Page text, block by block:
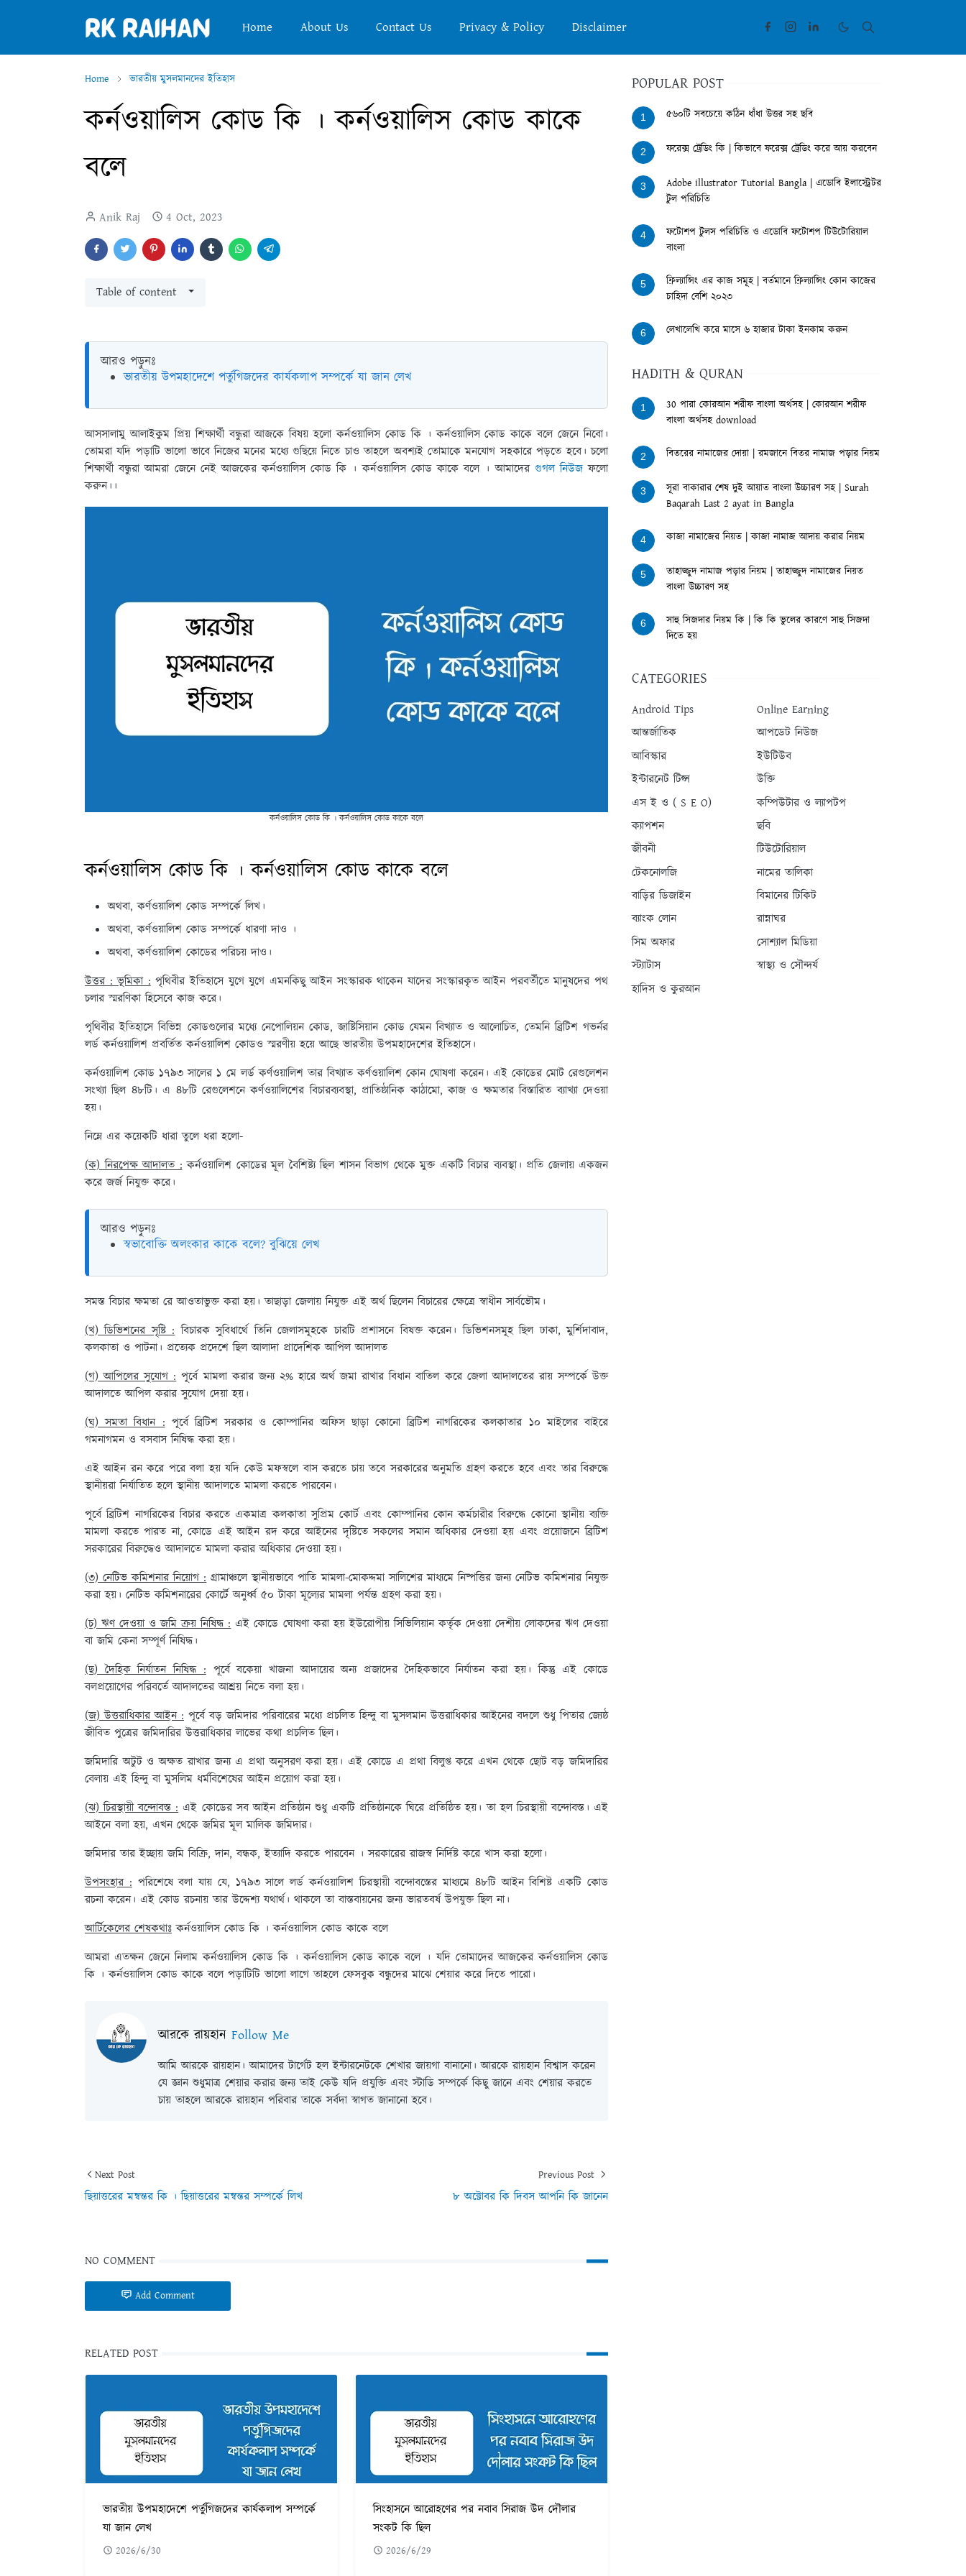
Home About Us Contact Us Privacy & Policy Disclaimer
Home ভারতীয় মুসলমানদের ইতিহাস
কর্নওয়ালিস কোড কি । কর্নওয়ালিস কোড কাকে
বলে
Anik Raj 4 Oct, 2023
Table of content
আরও পড়ুনঃ
ভারতীয় উপমহাদেশে পর্তুগিজদের কার্যকলাপ সম্পর্কে যা জান লেখ
আসসালামু আলাইকুম প্রিয় শিক্ষার্থী বন্ধুরা আজকে বিষয় হলো কর্নওয়ালিস কোড কি । কর্নওয়ালিস কোড কাকে বলে জেনে নিবো।
তোমরা যদি পড়াটি ভালো ভাবে নিজের মনের মধ্যে গুছিয়ে নিতে চাও তাহলে অবশ্যই তোমাকে মনযোগ সহকারে পড়তে হবে। চলো
শিক্ষার্থী বন্ধুরা আমরা জেনে নেই আজকের কর্নওয়ালিস কোড কি । কর্নওয়ালিস কোড কাকে বলে । আমাদের গুগল নিউজফলো
করুন।।
কর্নওয়ালিস কোড কি । কর্নওয়ালিস কোড কাকে বলে
কর্নওয়ালিস কোড কি । কর্নওয়ালিস কোড কাকে বলে
অথবা, কর্ণওয়ালিশ কোড সম্পর্কে লিখ।
অথবা, কর্ণওয়ালিশ কোড সম্পর্কে ধারণা দাও ।
অথবা, কর্ণওয়ালিশ কোডের পরিচয় দাও।
উত্তর : ভূমিকা :পৃথিবীর ইতিহাসে যুগে যুগে এমনকিছু আইন সংস্কারক থাকেন যাদের সংস্কারকৃত আইন পরবর্তীতে মানুষদের পথ
চলার স্মরণিকা হিসেবে কাজ করে।
পৃথিবীর ইতিহাসে বিভিন্ন কোডগুলোর মধ্যে নেপোলিয়ন কোড, জাষ্টিসিয়ান কোড যেমন বিখ্যাত ও আলোচিত, তেমনি ব্রিটিশ গভর্নর
লর্ড কর্নওয়ালিশ প্রবর্তিত কর্নওয়ালিশ কোডও স্মরণীয় হয়ে আছে ভারতীয় উপমহাদেশের ইতিহাসে।
কর্নওয়ালিশ কোড ১৭৯৩ সালের ১ মে লর্ড কর্ণওয়ালিশ তার বিখ্যাত কর্ণওয়ালিশ কোন ঘোষণা করেন। এই কোডের মোট রেগুলেশন
সংখ্যা ছিল ৪৮টি। এ ৪৮টি রেগুলেশনে কর্ণওয়ালিশের বিচারব্যবস্থা, প্রাতিষ্ঠানিক কাঠামো, কাজ ও ক্ষমতার বিস্তারিত ব্যাখ্যা দেওয়া
হয়।
নিম্নে এর কয়েকটি ধারা তুলে ধরা হলো-
(ক) নিরপেক্ষ আদালত :কর্নওয়ালিশ কোডের মূল বৈশিষ্ট্য ছিল শাসন বিভাগ থেকে মুক্ত একটি বিচার ব্যবস্থা। প্রতি জেলায় একজন
করে জর্জ নিযুক্ত করে।
আরও পড়ুনঃ
স্বভাবোক্তি অলংকার কাকে বলে? বুঝিয়ে লেখ
সমস্ত বিচার ক্ষমতা রে আওতাভুক্ত করা হয়। তাছাড়া জেলায় নিযুক্ত এই অর্থ ছিলেন বিচারের ক্ষেত্রে স্বাধীন সার্বভৌম।
(খ) ডিভিশনের সৃষ্টি :বিচারক সুবিধার্থে তিনি জেলাসমূহকে চারটি প্রশাসনে বিষক্ত করেন। ডিভিশনসমূহ ছিল ঢাকা, মুর্শিদাবাদ,
কলকাতা ও পাটনা। প্রত্যেক প্রদেশে ছিল আলাদা প্রাদেশিক আপিল আদালত
(গ) আপিলের সুযোগ :পূর্বে মামলা করার জন্য ২% হারে অর্থ জমা রাখার বিধান বাতিল করে জেলা আদালতের রায় সম্পর্কে উক্ত
আদালতে আপিল করার সুযোগ দেয়া হয়।
(ঘ) সমতা বিধান :পূর্বে ব্রিটিশ সরকার ও কোম্পানির অফিস ছাড়া কোনো ব্রিটিশ নাগরিকের কলকাতার ১০ মাইলের বাইরে
গমনাগমন ও বসবাস নিষিদ্ধ করা হয়।
এই আইন রন করে পরে বলা হয় যদি কেউ মফস্বলে বাস করতে চায় তবে সরকারের অনুমতি গ্রহণ করতে হবে এবং তার বিরুদ্ধে
স্থানীয়রা নির্যাতিত হলে স্থানীয় আদালতে মামলা করতে পারবেন।
পূর্বে ব্রিটিশ নাগরিকের বিচার করতে একমাত্র কলকাতা সুপ্রিম কোর্ট এবং কোম্পানির কোন কর্মচারীর বিরুদ্ধে কোনো স্থানীয় ব্যক্তি
মামলা করতে পারত না, কোডে এই আইন রদ করে আইনের দৃষ্টিতে সকলের সমান অধিকার দেওয়া হয় এবং প্রয়োজনে ব্রিটিশ
সরকারের বিরুদ্ধেও আদালতে মামলা করার অধিকার দেওয়া হয়।
(৩) নেটিভ কমিশনার নিয়োগ :গ্রামাঞ্চলে স্থানীয়ভাবে পাতি মামলা-মোকদ্দমা সালিশের মাধ্যমে নিষ্পত্তির জন্য নেটিভ কমিশনার নিযুক্ত
করা হয়। নেটিভ কমিশনারের কোর্টে অনুর্ধ্ব ৫০ টাকা মূল্যের মামলা পর্যন্ত গ্রহণ করা হয়।
(চ) ঋণ দেওয়া ও জমি ক্রয় নিষিদ্ধ :এই কোডে ঘোষণা করা হয় ইউরোপীয় সিভিলিয়ান কর্তৃক দেওয়া দেশীয় লোকদের ঋণ দেওয়া
বা জমি কেনা সম্পূর্ণ নিষিদ্ধ।
(ছ) দৈহিক নির্যাতন নিষিদ্ধ :পূর্বে বকেয়া খাজনা আদায়ের অন্য প্রজাদের দৈহিকভাবে নির্যাতন করা হয়। কিন্তু এই কোডে
বলপ্রয়োগের পরিবর্তে আদালতের আশ্রয় নিতে বলা হয়।
(জ) উত্তরাধিকার আইন : পূর্বে বড় জমিদার পরিবারের মধ্যে প্রচলিত হিন্দু বা মুসলমান উত্তরাধিকার আইনের বদলে শুধু পিতার জ্যেষ্ঠ
জীবিত পুত্রের জমিদারির উত্তরাধিকার লাভের কথা প্রচলিত ছিল।
জমিদারি অটুট ও অক্ষত রাখার জন্য এ প্রথা অনুসরণ করা হয়। এই কোডে এ প্রথা বিলুপ্ত করে এখন থেকে ছোট বড় জমিদারির
বেলায় এই হিন্দু বা মুসলিম ধর্মবিশেষের আইন প্রয়োগ করা হয়।
(ঝ) চিরস্থায়ী বন্দোবস্ত :এই কোডের সব আইন প্রতিষ্ঠান শুধু একটি প্রতিষ্ঠানকে ঘিরে প্রতিষ্ঠিত হয়। তা হল চিরস্থায়ী বন্দোবস্ত। এই
আইনে বলা হয়, এখন থেকে জমির মূল মালিক জমিদার।
জমিদার তার ইচ্ছায় জমি বিক্রি, দান, বন্ধক, ইত্যাদি করতে পারবেন । সরকারের রাজস্ব নির্দিষ্ট করে খাস করা হলো।
উপসংহার :পরিশেষে বলা যায় যে, ১৭৯৩ সালে লর্ড কর্নওয়ালিশ চিরস্থায়ী বন্দোবস্তের মাধ্যমে ৪৮টি আইন বিশিষ্ট একটি কোড
রচনা করেন। এই কোড রচনায় তার উদ্দেশ্য যথার্থ। থাকলে তা বাস্তবায়নের জন্য ভারতবর্ষ উপযুক্ত ছিল না।
আর্টিকেলের শেষকথাঃ কর্নওয়ালিস কোড কি । কর্নওয়ালিস কোড কাকে বলে
আমরা এতক্ষন জেনে নিলাম কর্নওয়ালিস কোড কি । কর্নওয়ালিস কোড কাকে বলে । যদি তোমাদের আজকের কর্নওয়ালিস কোড
কি । কর্নওয়ালিস কোড কাকে বলে পড়াটিটি ভালো লাগে তাহলে ফেসবুক বন্ধুদের মাঝে শেয়ার করে দিতে পারো।
আরকে রায়হান Follow Me
আমি আরকে রায়হান। আমাদের টার্গেট হল ইন্টারনেটকে শেখার জায়গা বানানো। আরকে রায়হান বিশ্বাস করেন
যে জ্ঞান শুধুমাত্র শেয়ার করার জন্য তাই কেউ যদি প্রযুক্তি এবং স্টাডি সম্পর্কে কিছু জানে এবং শেয়ার করতে
চায় তাহলে আরকে রায়হান পরিবার তাকে সর্বদা স্বাগত জানানো হবে।
Next Post
ছিয়াত্তরের মন্বন্তর কি । ছিয়াত্তরের মন্বন্তর সম্পর্কে লিখ
Previous Post
৮ অক্টোবর কি দিবস আপনি কি জানেন
NO COMMENT
Add Comment
RELATED POST
ভারতীয় উপমহাদেশে পর্তুগিজদের কার্যকলাপ সম্পর্কে
যা জান লেখ
2026/6/30
সিংহাসনে আরোহণের পর নবাব সিরাজ উদ দৌলার
সংকট কি ছিল
2026/6/29
POPULAR POST
1 ৫৬০টি সবচেয়ে কঠিন ধাঁধা উত্তর সহ ছবি
2 ফরেক্স ট্রেডিং কি | কিভাবে ফরেক্স ট্রেডিং করে আয় করবেন
3
Adobe illustrator Tutorial Bangla | এডোবি ইলাস্ট্রেটর
টুল পরিচিতি
4
ফটোশপ টুলস পরিচিতি ও এডোবি ফটোশপ টিউটোরিয়াল
বাংলা
5
ফ্রিল্যান্সিং এর কাজ সমূহ | বর্তমানে ফ্রিল্যান্সিং কোন কাজের
চাহিদা বেশি ২০২৩
6 লেখালেখি করে মাসে ৬ হাজার টাকা ইনকাম করুন
HADITH & QURAN
1
30 পারা কোরআন শরীফ বাংলা অর্থসহ | কোরআন শরীফ
বাংলা অর্থসহ download
2 বিতরের নামাজের দোয়া | রমজানে বিতর নামাজ পড়ার নিয়ম
3
সূরা বাকারার শেষ দুই আয়াত বাংলা উচ্চারণ সহ | Surah
Baqarah Last 2 ayat in Bangla
4 কাজা নামাজের নিয়ত | কাজা নামাজ আদায় করার নিয়ম
5
তাহাজ্জুদ নামাজ পড়ার নিয়ম | তাহাজ্জুদ নামাজের নিয়ত
বাংলা উচ্চারণ সহ
6
সাহু সিজদার নিয়ম কি | কি কি ভুলের কারণে সাহু সিজদা
দিতে হয়
CATEGORIES
Android Tips
Online Earning
আন্তর্জাতিক
আপডেট নিউজ
আবিস্কার
ইউটিউব
ইন্টারনেট টিপ্স
উক্তি
এস ই ও ( S E O)
কম্পিউটার ও ল্যাপটপ
ক্যাপশন
ছবি
জীবনী
টিউটোরিয়াল
টেকনোলজি
নামের তালিকা
বাড়ির ডিজাইন
বিমানের টিকিট
ব্যাংক লোন
রান্নাঘর
সিম অফার
সোশ্যাল মিডিয়া
স্ট্যাটাস
স্বাস্থ্য ও সৌন্দর্য
হাদিস ও কুরআন